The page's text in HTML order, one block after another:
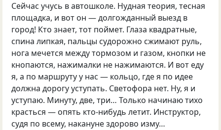
Сейчас учусь в автошколе. Нудная теория, тесная
площадка, и вот он — долгожданный выезд в
город! Кто знает, тот поймет. Глаза квадратные,
спина липкая, пальцы судорожно сжимают руль,
нога мечется между тормозом и газом, кнопки не
кнопаются, нажималки не нажимаются. И вот еду
я, а по маршруту у нас — кольцо, где я по идее
должна дорогу уступать. Светофора нет. Ну, я и
уступаю. Минуту, две, три… Только начинаю тихо
красться — опять кто-нибудь летит. Инструктор,
судя по всему, накануне здорово изму…